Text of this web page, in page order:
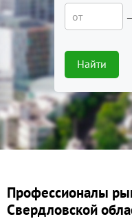
Найти
Профессионалы
Свердловской